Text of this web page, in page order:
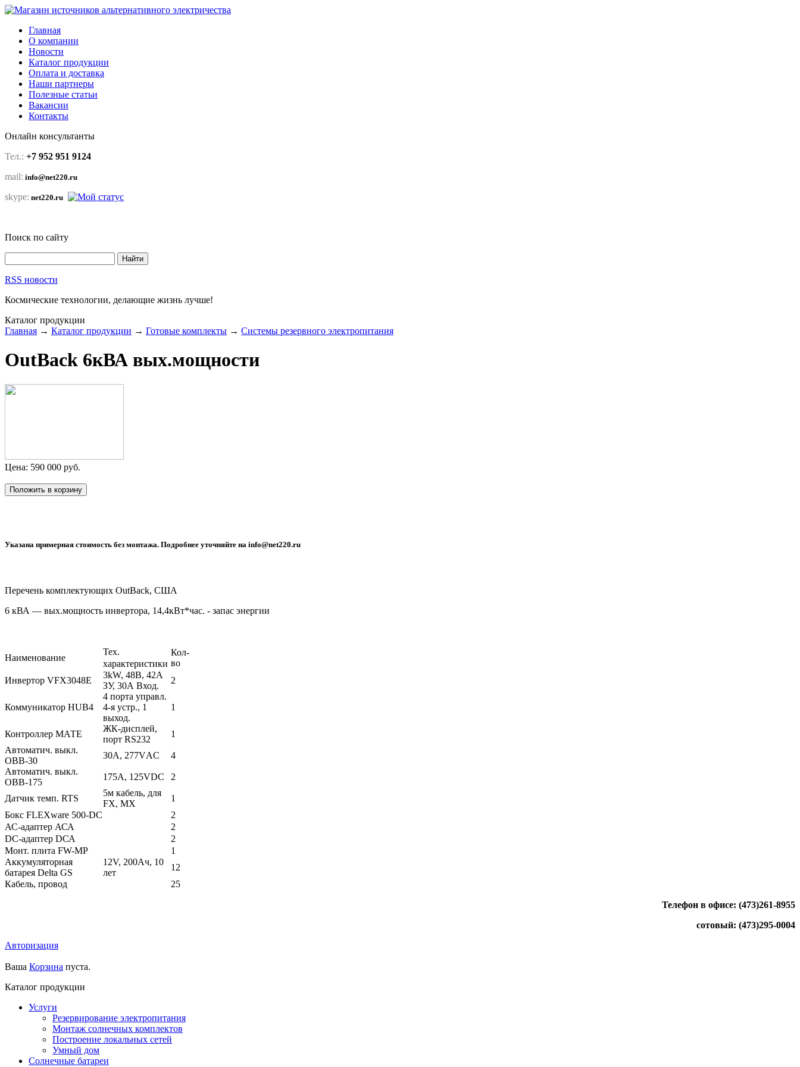
Главная
О компании
Новости
Каталог продукции
Оплата и доставка
Наши партнеры
Полезные статьи
Вакансии
Контакты
Онлайн консультанты
Тел.: +7 952 951 9124
mail: info@net220.ru
skype: net220.ru
Поиск по сайту
RSS новости
Космические технологии, делающие жизнь лучше!
Каталог продукции
Главная → Каталог продукции → Готовые комплекты → Системы резервного электропитания
OutBack 6кВА вых.мощности
Цена: 590 000 руб.
Указана примерная стоимость без монтажа. Подробнее уточняйте на info@net220.ru
Перечень комплектующих OutBack, США
6 кВА — вых.мощность инвертора, 14,4кВт*час. - запас энергии
Наименование
Тех.
Кол-
во
характеристики
Инвертор VFX3048E
3kW, 48В, 42A
ЗУ, 30А Вход.
2
Коммуникатор HUB4
4 порта управл.
4-я устр., 1
выход.
1
Контроллер МАТЕ
ЖК-дисплей,
порт RS232
1
Автоматич. выкл.
ОВВ-30
30А, 277VАC
4
Автоматич. выкл.
ОВВ-175
175А, 125VDC 2
Датчик темп. RTS
5м кабель, для
FX, MX
1
Бокс FLEXware 500-DС
2
АС-адаптер АСА
2
DС-адаптер DСА
2
Монт. плита FW-MP
1
Аккумуляторная
батарея Delta GS
12V, 200Ач, 10
лет
12
Кабель, провод
25
Телефон в офисе: (473)261-8955
сотовый: (473)295-0004
Авторизация
Ваша Корзина пуста.
Каталог продукции
Услуги
Резервирование электропитания
Монтаж солнечных комплектов
Построение локальных сетей
Умный дом
Солнечные батареи